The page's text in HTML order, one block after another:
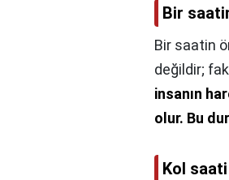
Bir
Bir saatin
değildir;
insanın
olur. Bu
Kol saati